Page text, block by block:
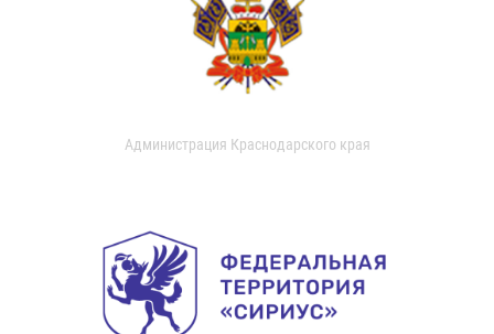
Администрация Краснодарского края